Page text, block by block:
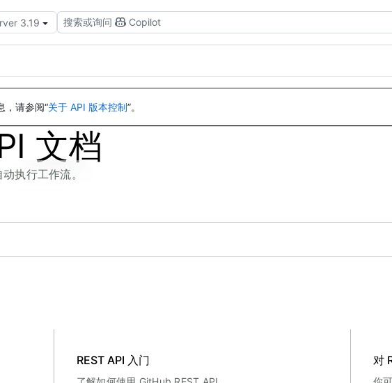
3.19 搜索或询问 Copilot
，请参阅“关于 API 版本控制”。
文档
执行工作流。
REST API 入门 对